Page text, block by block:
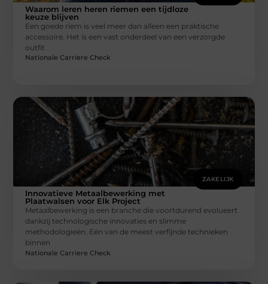
Waarom leren heren riemen een tijdloze
keuze blijven
Een goede riem is veel meer dan alleen een praktische
accessoire. Het is een vast onderdeel van een verzorgde
outfit
Nationale Carriere Check
ZAKELIJK
Innovatieve Metaalbewerking met
Plaatwalsen voor Elk Project
Metaalbewerking is een branche die voortdurend evolueert
dankzij technologische innovaties en slimme
methodologieën. Eén van de meest verfijnde technieken
binnen
Nationale Carriere Check